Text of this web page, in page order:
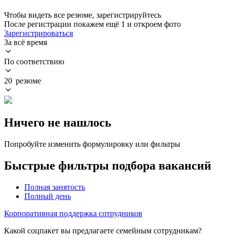
Чтобы видеть все резюме, зарегистрируйтесь
После регистрации покажем ещё 1 и откроем фото
Зарегистрироваться
За всё время
По соответствию
20 резюме
Ничего не нашлось
Попробуйте изменить формулировку или фильтры
Быстрые фильтры подбора вакансий
Полная занятость
Полный день
Корпоративная поддержка сотрудников
Какой соцпакет вы предлагаете семейным сотрудникам?